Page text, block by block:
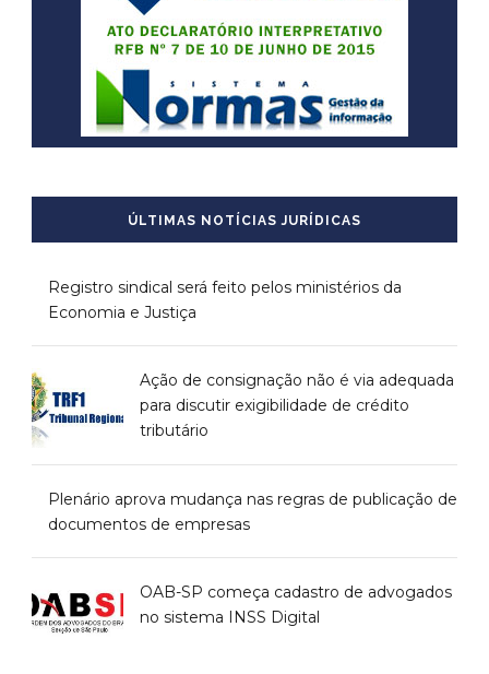
ÚLTIMAS NOTÍCIAS JURÍDICAS
Registro sindical será feito pelos ministérios da
Economia e Justiça
Ação de consignação não é via adequada
para discutir exigibilidade de crédito
tributário
Plenário aprova mudança nas regras de publicação de
documentos de empresas
OAB-SP começa cadastro de advogados
no sistema INSS Digital